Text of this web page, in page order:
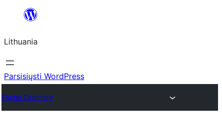
turinio
Lithuania
Parsisiųsti WordPress
Plugin Directory